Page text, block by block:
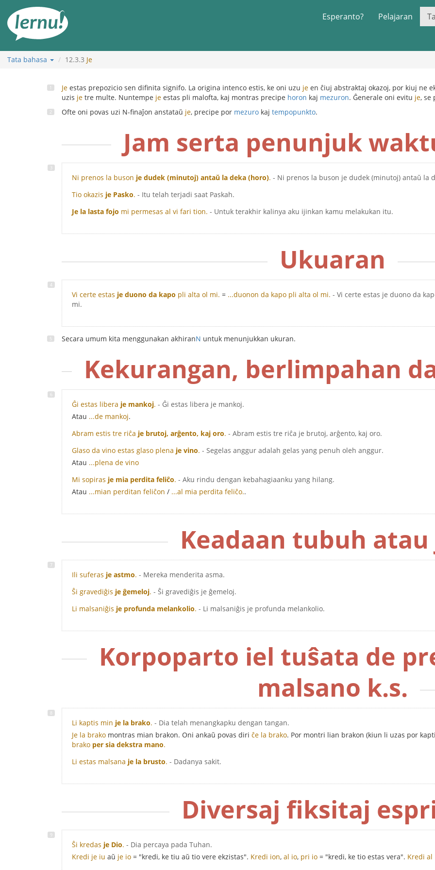
daftar
Esperanto? Pelajaran
Tata bahasa 12.3.3 Je
Je estas prepozicio sen difinita signifo. La origina intenco estis, ke oni uzu je en ĉiuj abstraktaj okazoj, por kiuj ne
uzis je tre multe. Nuntempe je estas pli malofta, kaj montras precipe horon kaj mezuron. Ĝenerale oni evitu je, se
Ofte oni povas uzi N-finaĵon anstataŭ je, precipe por mezuro kaj tempopunkto.
Jam serta penunjuk
Ni prenos la buson je dudek (minutoj) antaŭ la deka (horo). - Ni prenos la buson je dudek (minutoj) antaŭ la
Tio okazis je Pasko. - Itu telah terjadi saat Paskah.
Je la lasta fojo mi permesas al vi fari tion. - Untuk terakhir kalinya aku ijinkan kamu melakukan itu.
Ukuaran
Vi certe estas je duono da kapo pli alta ol mi. = ...duonon da kapo pli alta ol mi. - Vi certe estas je duono da
mi.
Secara umum kita menggunakan akhiranN untuk menunjukkan ukuran.
Kekurangan, berlimpahan
Ĝi estas libera je mankoj. - Ĝi estas libera je mankoj.
Atau ...de mankoj.
Abram estis tre riĉa je brutoj, arĝento, kaj oro. - Abram estis tre riĉa je brutoj, arĝento, kaj oro.
Glaso da vino estas glaso plena je vino. - Segelas anggur adalah gelas yang penuh oleh anggur.
Atau ...plena de vino
Mi sopiras je mia perdita feliĉo. - Aku rindu dengan kebahagiaanku yang hilang.
Atau ...mian perditan feliĉon / ...al mia perdita feliĉo..
Keadaan tubuh
Ili suferas je astmo. - Mereka menderita asma.
Ŝi gravediĝis je ĝemeloj. - Ŝi gravediĝis je ĝemeloj.
Li malsaniĝis je profunda melankolio. - Li malsaniĝis je profunda melankolio.
Korpoparto iel tuŝata de
malsano k.s.
Li kaptis min je la brako. - Dia telah menangkapku dengan tangan.
Je la brako montras mian brakon. Oni ankaŭ povas diri ĉe la brako. Por montri lian brakon (kiun li uzas por
brako per sia dekstra mano.
Li estas malsana je la brusto. - Dadanya sakit.
Diversaj fiksitaj
Ŝi kredas je Dio. - Dia percaya pada Tuhan.
Kredi je iu aŭ je io = "kredi, ke tiu aŭ tio vere ekzistas". Kredi ion, al io, pri io = "kredi, ke tio estas vera". Kredi al